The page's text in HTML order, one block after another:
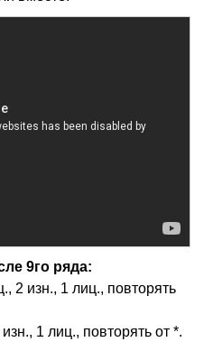
9го ряда:
2 изн., 1 лиц., повторять
1 лиц., повторять от *.